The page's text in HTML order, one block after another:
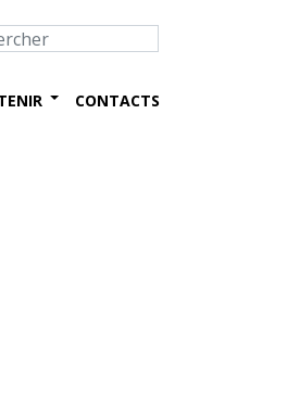
CONTACTS